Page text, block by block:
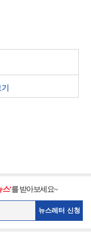
스’를 받아보세요~
뉴스레터 신청